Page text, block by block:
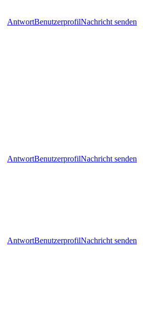
AntwortBenutzerprofilNachricht senden
AntwortBenutzerprofilNachricht senden
AntwortBenutzerprofilNachricht senden